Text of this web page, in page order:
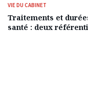
VIE DU CABINET
Traitements et
santé : deux